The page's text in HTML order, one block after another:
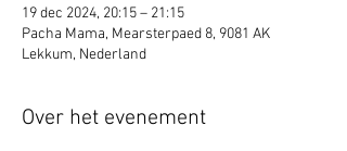
19 dec 2024, 20:15 – 21:15
Pacha Mama, Mearsterpaed 8, 9081 AK
Lekkum, Nederland
Over het evenement